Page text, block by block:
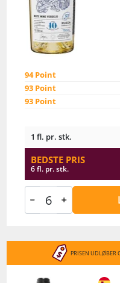
94 Point
93 Point
93 Point
1 fl. pr. stk.
BEDSTE PRIS
6 fl. pr. stk.
PRISEN UDLØBER